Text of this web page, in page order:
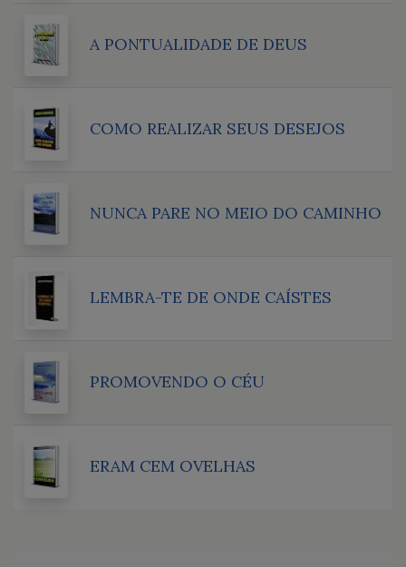
A PONTUALIDADE DE DEUS
COMO REALIZAR SEUS DESEJOS
NUNCA PARE NO MEIO DO CAMINHO
LEMBRA-TE DE ONDE CAÍSTES
PROMOVENDO O CÉU
ERAM CEM OVELHAS